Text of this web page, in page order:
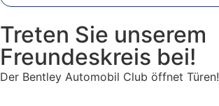
Treten Sie unserem
Freundeskreis bei!
Der Bentley Automobil Club öffnet Türen!